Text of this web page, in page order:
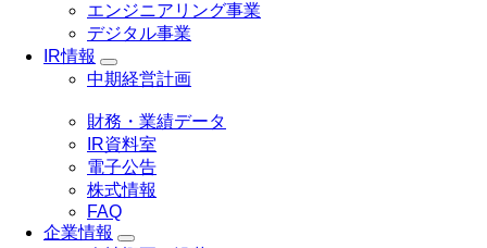
エンジニアリング事業
デジタル事業
IR情報
中期経営計画
財務・業績データ
IR資料室
電子公告
株式情報
FAQ
企業情報